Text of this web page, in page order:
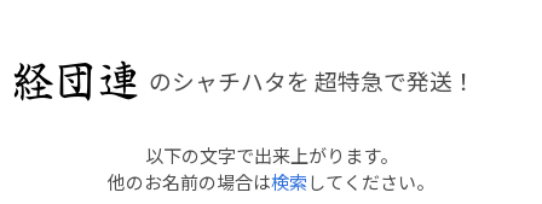
のシャチハタを 超特急で発送！
以下の文字で出来上がります。
他のお名前の場合は検索してください。